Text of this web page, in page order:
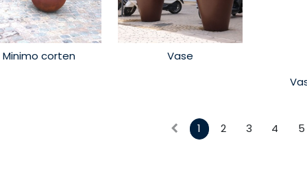
Minimo corten
Vase
1 2 3 4 5